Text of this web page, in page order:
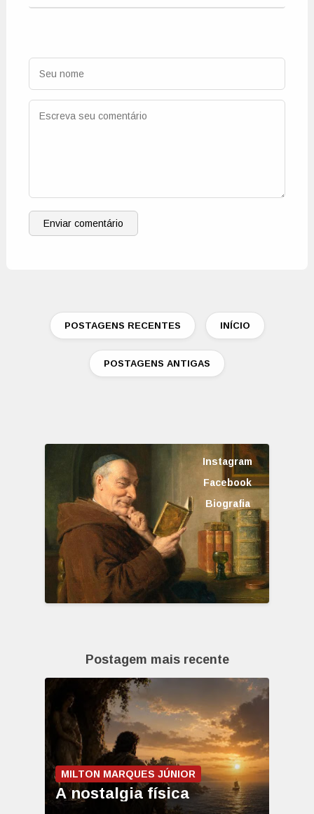
Enviar comentário
POSTAGENS RECENTES INÍCIO
POSTAGENS ANTIGAS
Instagram
Facebook
Biografia
Postagem mais recente
MILTON MARQUES JÚNIOR
A nostalgia física